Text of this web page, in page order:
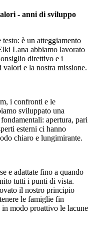
- anni di sviluppo
è un atteggiamento
Lana abbiamo lavorato
direttivo e i
e la nostra missione.
i confronti e le
sviluppato una
apertura, pari
esterni ci hanno
chiaro e lungimirante.
e adattate fino a quando
tutti i punti di vista.
il nostro principio
le famiglie fin
modo proattivo le lacune